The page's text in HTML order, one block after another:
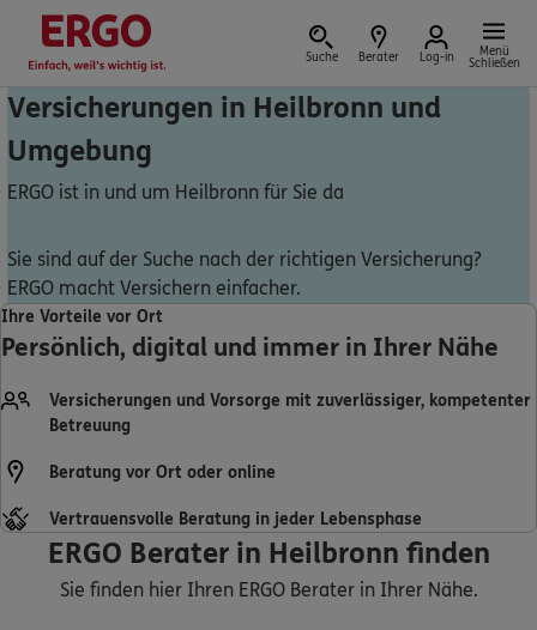
Suche Berater Log-in
Menü
Schließen
Versicherung vor Ort
Schaden oder Leistungsfall melden
Bequem online oder telefonisch
Nicht sicher, was Sie benötigen?
Versicherungen in Heilbronn und
Umgebung
ERGO ist in und um Heilbronn für Sie da
Sie sind auf der Suche nach der richtigen Versicherung?
ERGO macht Versichern einfacher.
Ihre Vorteile vor Ort
Persönlich, digital und immer in Ihrer Nähe
Versicherungen und Vorsorge mit zuverlässiger, kompetenter
Betreuung
Beratung vor Ort oder online
Vertrauensvolle Beratung in jeder Lebensphase
ERGO Berater in Heilbronn finden
Sie finden hier Ihren ERGO Berater in Ihrer Nähe.